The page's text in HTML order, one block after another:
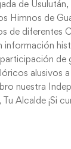
de
Himnos de
de diferentes
información
de
alusivos
nuestra
Alcalde ¡Si